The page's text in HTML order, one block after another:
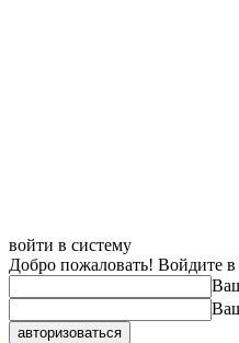
войти в систему
Добро пожаловать! Войдите